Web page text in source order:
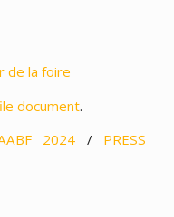
de la foire
document.
2024 / PRESS